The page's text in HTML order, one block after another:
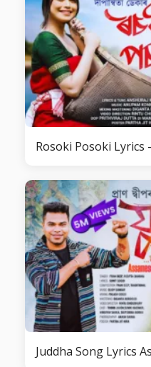
Rosoki Posoki Lyrics
Juddha Song Lyrics